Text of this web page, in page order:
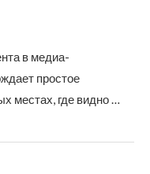
в медиа-
простое
местах, где видно …